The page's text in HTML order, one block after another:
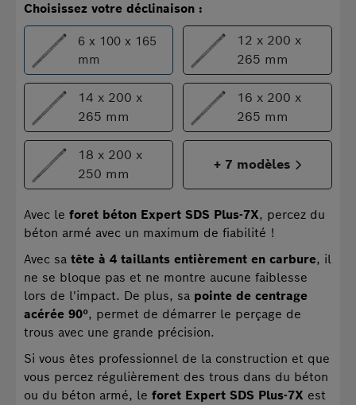
Choisissez votre déclinaison :
6 x 100 x 165
mm
12 x 200 x
265 mm
14 x 200 x
265 mm
16 x 200 x
265 mm
18 x 200 x
250 mm
+ 7 modèles
Avec le foret béton Expert SDS Plus-7X, percez du
béton armé avec un maximum de fiabilité !
Avec sa tête à 4 taillants entièrement en carbure, il
ne se bloque pas et ne montre aucune faiblesse
lors de l'impact. De plus, sa pointe de centrage
acérée 90°, permet de démarrer le perçage de
trous avec une grande précision.
Si vous êtes professionnel de la construction et que
vous percez régulièrement des trous dans du béton
ou du béton armé, le foret Expert SDS Plus-7X est